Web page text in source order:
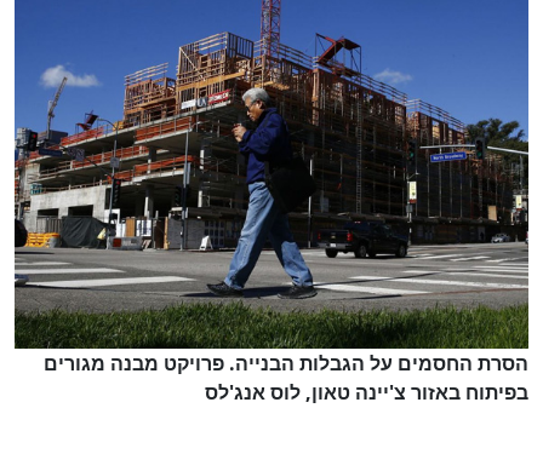
בפיתוח באזור צ'יינה טאון, לוס אנג'לס